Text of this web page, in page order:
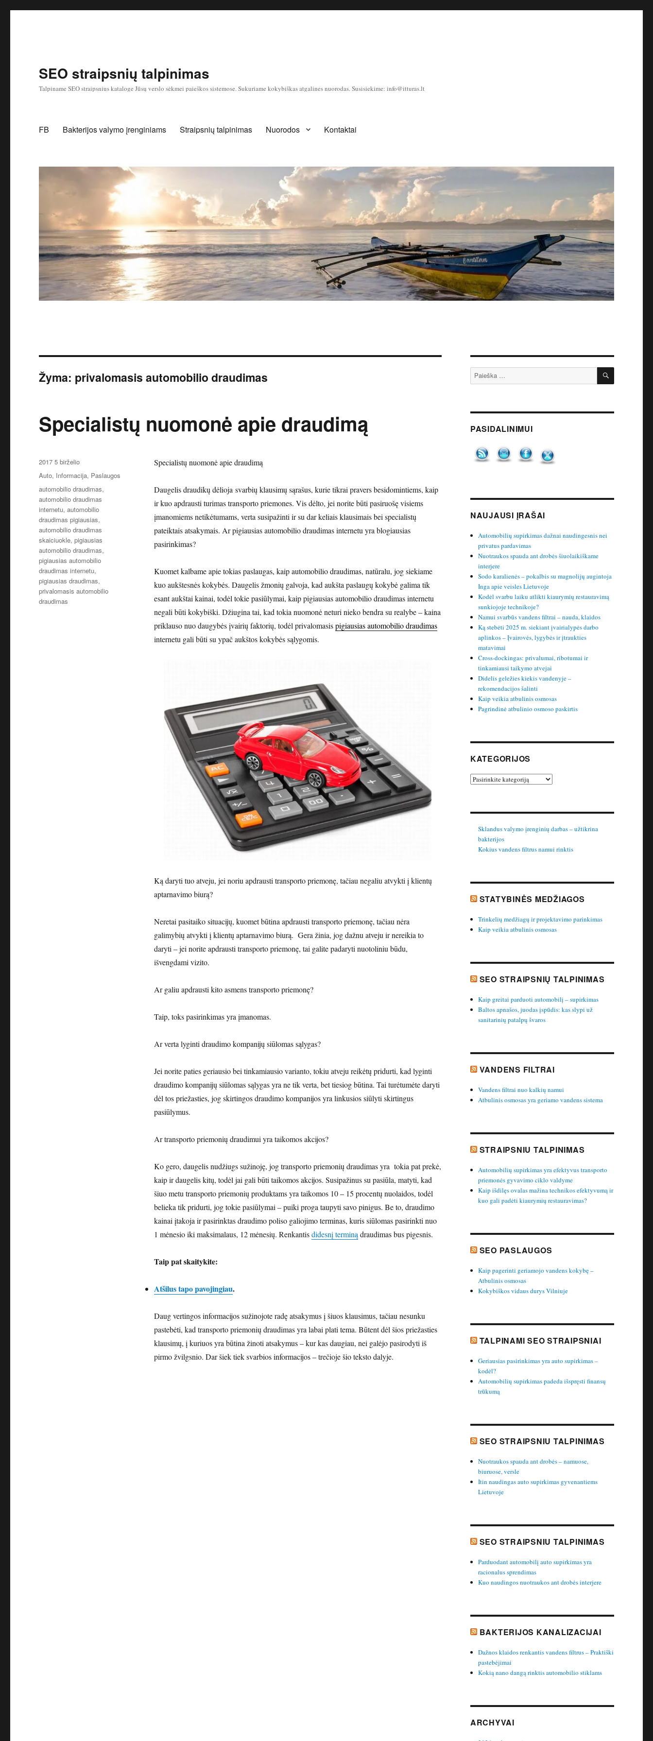
SEO straipsnių talpinimas
Talpiname SEO straipsnius kataloge Jūsų verslo sėkmei paieškos sistemose. Sukuriame kokybiškas atgalines nuorodas. Susisiekime: info@itturas.lt
FB Bakterijos valymo įrenginiams Straipsnių talpinimas Nuorodos Kontaktai
Žyma: privalomasis automobilio draudimas
Specialistų nuomonė apie draudimą
Specialistų nuomonė apie draudimą
Daugelis draudikų dėlioja svarbių klausimų sąrašus, kurie tikrai pravers besidomintiems, kaip
ir kuo apdrausti turimas transporto priemones. Vis dėlto, jei norite būti pasiruošę visiems
įmanomiems netikėtumams, verta susipažinti ir su dar keliais klausimais bei specialistų
pateiktais atsakymais. Ar pigiausias automobilio draudimas internetu yra blogiausias
pasirinkimas?
Kuomet kalbame apie tokias paslaugas, kaip automobilio draudimas, natūralu, jog siekiame
kuo aukštesnės kokybės. Daugelis žmonių galvoja, kad aukšta paslaugų kokybė galima tik
esant aukštai kainai, todėl tokie pasiūlymai, kaip pigiausias automobilio draudimas internetu
negali būti kokybiški. Džiugina tai, kad tokia nuomonė neturi nieko bendra su realybe – kaina
priklauso nuo daugybės įvairių faktorių, todėl privalomasispigiausias automobilio draudimas
internetu gali būti su ypač aukštos kokybės sąlygomis.
Ką daryti tuo atveju, jei noriu apdrausti transporto priemonę, tačiau negaliu atvykti į klientų
aptarnavimo biurą?
Neretai pasitaiko situacijų, kuomet būtina apdrausti transporto priemonę, tačiau nėra
galimybių atvykti į klientų aptarnavimo biurą. Gera žinia, jog dažnu atveju ir nereikia to
daryti – jei norite apdrausti transporto priemonę, tai galite padaryti nuotoliniu būdu,
išvengdami vizito.
Ar galiu apdrausti kito asmens transporto priemonę?
Taip, toks pasirinkimas yra įmanomas.
Ar verta lyginti draudimo kompanijų siūlomas sąlygas?
Jei norite paties geriausio bei tinkamiausio varianto, tokiu atveju reikėtų pridurti, kad lyginti
draudimo kompanijų siūlomas sąlygas yra ne tik verta, bet tiesiog būtina. Tai turėtumėte daryti
dėl tos priežasties, jog skirtingos draudimo kompanijos yra linkusios siūlyti skirtingus
pasiūlymus.
Ar transporto priemonių draudimui yra taikomos akcijos?
Ko gero, daugelis nudžiugs sužinoję, jog transporto priemonių draudimas yra tokia pat prekė,
kaip ir daugelis kitų, todėl jai gali būti taikomos akcijos. Susipažinus su pasiūla, matyti, kad
šiuo metu transporto priemonių produktams yra taikomos 10 – 15 procentų nuolaidos, todėl
belieka tik pridurti, jog tokie pasiūlymai – puiki proga taupyti savo pinigus. Be to, draudimo
kainai įtakoja ir pasirinktas draudimo poliso galiojimo terminas, kuris siūlomas pasirinkti nuo
1 mėnesio iki maksimalaus, 12 mėnesių. Renkantisdidesnį terminądraudimas bus pigesnis.
Taip pat skaitykite:
Atšilus tapo pavojingiau.
Daug vertingos informacijos sužinojote radę atsakymus į šiuos klausimus, tačiau nesunku
pastebėti, kad transporto priemonių draudimas yra labai plati tema. Būtent dėl šios priežasties
klausimų, į kuriuos yra būtina žinoti atsakymus – kur kas daugiau, nei galėjo pasirodyti iš
pirmo žvilgsnio. Dar šiek tiek svarbios informacijos – trečioje šio teksto dalyje.
Paskelbta
2017 5 birželio
Kategorijos
Auto, Informacija, Paslaugos
Žymos
automobilio draudimas,
automobilio draudimas
internetu,automobilio
draudimas pigiausias,
automobilio draudimas
skaiciuokle,pigiausias
automobilio draudimas,
pigiausias automobilio
draudimas internetu,
pigiausias draudimas,
privalomasis automobilio
draudimas
Ieškoti: IEŠKOTI
PASIDALINIMUI
NAUJAUSI ĮRAŠAI
Automobilių supirkimas dažnai naudingesnis nei
privatus pardavimas
Nuotraukos spauda ant drobės šiuolaikiškame
interjere
Sodo karalienės – pokalbis su magnolijų augintoja
Inga apie veisles Lietuvoje
Kodėl svarbu laiku atlikti kiaurymių restauravimą
sunkiojoje technikoje?
Namui svarbūs vandens filtrai – nauda, klaidos
Ką stebėti 2025 m. siekiant įvairialypės darbo
aplinkos – Įvairovės, lygybės ir įtraukties
matavimai
Cross-dockingas: privalumai, ribotumai ir
tinkamiausi taikymo atvejai
Didelis geležies kiekis vandenyje –
rekomendacijos šalinti
Kaip veikia atbulinis osmosas
Pagrindinė atbulinio osmoso paskirtis
KATEGORIJOS
Kategorijos
Sklandus valymo įrenginių darbas – užtikrina
bakterijos
Kokius vandens filtrus namui rinktis
STATYBINĖS MEDŽIAGOS
Trinkelių medžiagų ir projektavimo parinkimas
Kaip veikia atbulinis osmosas
SEO STRAIPSNIŲ TALPINIMAS
Kaip greitai parduoti automobilį – supirkimas
Baltos apnašos, juodas įspūdis: kas slypi už
sanitarinių patalpų švaros
VANDENS FILTRAI
Vandens filtrai nuo kalkių namui
Atbulinis osmosas yra geriamo vandens sistema
STRAIPSNIU TALPINIMAS
Automobilių supirkimas yra efektyvus transporto
priemonės gyvavimo ciklo valdyme
Kaip išdilęs ovalas mažina technikos efektyvumą ir
kuo gali padėti kiaurymių restauravimas?
SEO PASLAUGOS
Kaip pagerinti geriamojo vandens kokybę –
Atbulinis osmosas
Kokybiškos vidaus durys Vilniuje
TALPINAMI SEO STRAIPSNIAI
Geriausias pasirinkimas yra auto supirkimas –
kodėl?
Automobilių supirkimas padeda išspręsti finansų
trūkumą
SEO STRAIPSNIU TALPINIMAS
Nuotraukos spauda ant drobės – namuose,
biuruose, versle
Itin naudingas auto supirkimas gyvenantiems
Lietuvoje
SEO STRAIPSNIU TALPINIMAS
Parduodant automobilį auto supirkimas yra
racionalus sprendimas
Kuo naudingos nuotraukos ant drobės interjere
BAKTERIJOS KANALIZACIJAI
Dažnos klaidos renkantis vandens filtrus – Praktiški
pastebėjimai
Kokią nano dangą rinktis automobilio stiklams
ARCHYVAI